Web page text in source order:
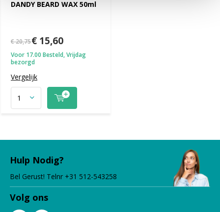
DANDY BEARD WAX 50ml
€ 20,75€ 15,60
Voor 17.00 Besteld, Vrijdag
bezorgd
Vergelijk
Hulp Nodig?
Bel Gerust! Telnr +31 512-543258
Volg ons